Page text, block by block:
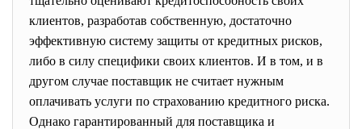
клиентов, разработав собственную, достаточно
эффективную систему защиты от кредитных рисков,
либо в силу специфики своих клиентов. И в том, и в
другом случае поставщик не считает нужным
оплачивать услуги по страхованию кредитного риска.
Однако гарантированный для поставщика и